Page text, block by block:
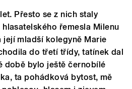
Přesto se z nich staly
řemesla Milenu
její mladší kolegyně Marie
do třetí třídy, tatínek dal
době bylo ještě černobílé
ta pohádková bytost, mě